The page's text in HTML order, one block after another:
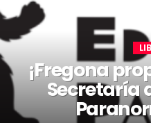
¡Fregona
Secretaría